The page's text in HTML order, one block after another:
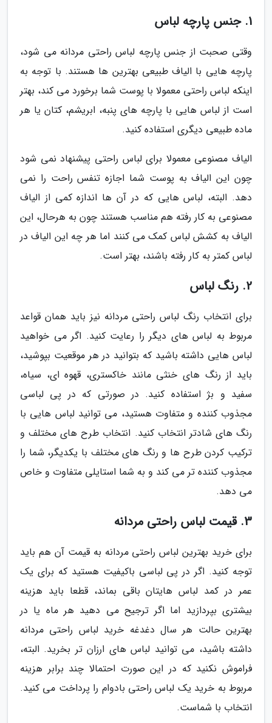
1. جنس پارچه لباس
وقتی صحبت از جنس پارچه لباس راحتی مردانه می شود،
پارچه هایی با الیاف طبیعی بهترین ها هستند. با توجه به
اینکه لباس راحتی معمولا با پوست شما برخورد می کند، بهتر
است از لباس هایی با پارچه های پنبه، ابریشم، کتان یا هر
ماده طبیعی دیگری استفاده کنید.
الیاف مصنوعی معمولا برای لباس راحتی پیشنهاد نمی شود
چون این الیاف به پوست شما اجازه تنفس راحت را نمی
دهد. البته، لباس هایی که در آن ها اندازه کمی از الیاف
مصنوعی به کار رفته هم مناسب هستند چون به هرحال، این
الیاف به کشش لباس کمک می کنند اما هر چه این الیاف در
لباس کمتر به کار رفته باشند، بهتر است.
2. رنگ لباس
برای انتخاب رنگ لباس راحتی مردانه نیز باید همان قواعد
مربوط به لباس های دیگر را رعایت کنید. اگر می خواهید
لباس هایی داشته باشید که بتوانید در هر موقعیت بپوشید،
باید از رنگ های خنثی مانند خاکستری، قهوه ای، سیاه،
سفید و بژ استفاده کنید. در صورتی که در پی لباسی
مجذوب کننده و متفاوت هستید، می توانید لباس هایی با
رنگ های شادتر انتخاب کنید. انتخاب طرح های مختلف و
ترکیب کردن طرح ها و رنگ های مختلف با یکدیگر، شما را
مجذوب کننده تر می کند و به شما استایلی متفاوت و خاص
می دهد.
3. قیمت لباس راحتی مردانه
برای خرید بهترین لباس راحتی مردانه به قیمت آن هم باید
توجه کنید. اگر در پی لباسی باکیفیت هستید که برای یک
عمر در کمد لباس هایتان باقی بماند، قطعا باید هزینه
بیشتری بپردازید اما اگر ترجیح می دهید هر ماه یا در
بهترین حالت هر سال دغدغه خرید لباس راحتی مردانه
داشته باشید، می توانید لباس های ارزان تر بخرید. البته،
فراموش نکنید که در این صورت احتمالا چند برابر هزینه
مربوط به خرید یک لباس راحتی بادوام را پرداخت می کنید.
انتخاب با شماست.